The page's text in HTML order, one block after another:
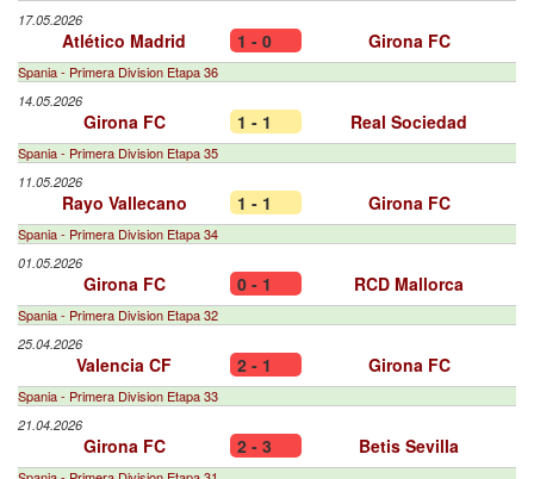
17.05.2026
Atlético Madrid 1 - 0 Girona FC
Spania - Primera Division Etapa 36
14.05.2026
Girona FC 1 - 1 Real Sociedad
Spania - Primera Division Etapa 35
11.05.2026
Rayo Vallecano 1 - 1 Girona FC
Spania - Primera Division Etapa 34
01.05.2026
Girona FC 0 - 1 RCD Mallorca
Spania - Primera Division Etapa 32
25.04.2026
Valencia CF 2 - 1 Girona FC
Spania - Primera Division Etapa 33
21.04.2026
Girona FC 2 - 3 Betis Sevilla